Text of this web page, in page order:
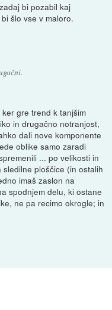
bi pozabil kaj
šlo vse v maloro.
gre trend k tanjšim
in drugačno notranjost,
dali nove komponente
oblike samo zaradi
... po velikosti in
ploščice (in ostalih
imaš zaslon na
spodnjem delu, ki ostane
ne pa recimo okrogle; in